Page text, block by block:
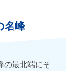
名峰
の最北端にそ